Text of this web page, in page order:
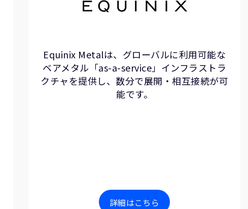
Equinix Metalは、グローバルに利用可能な
ベアメタル「as-a-service」インフラストラ
クチャを提供し、数分で展開・相互接続が可
能です。
詳細はこちら